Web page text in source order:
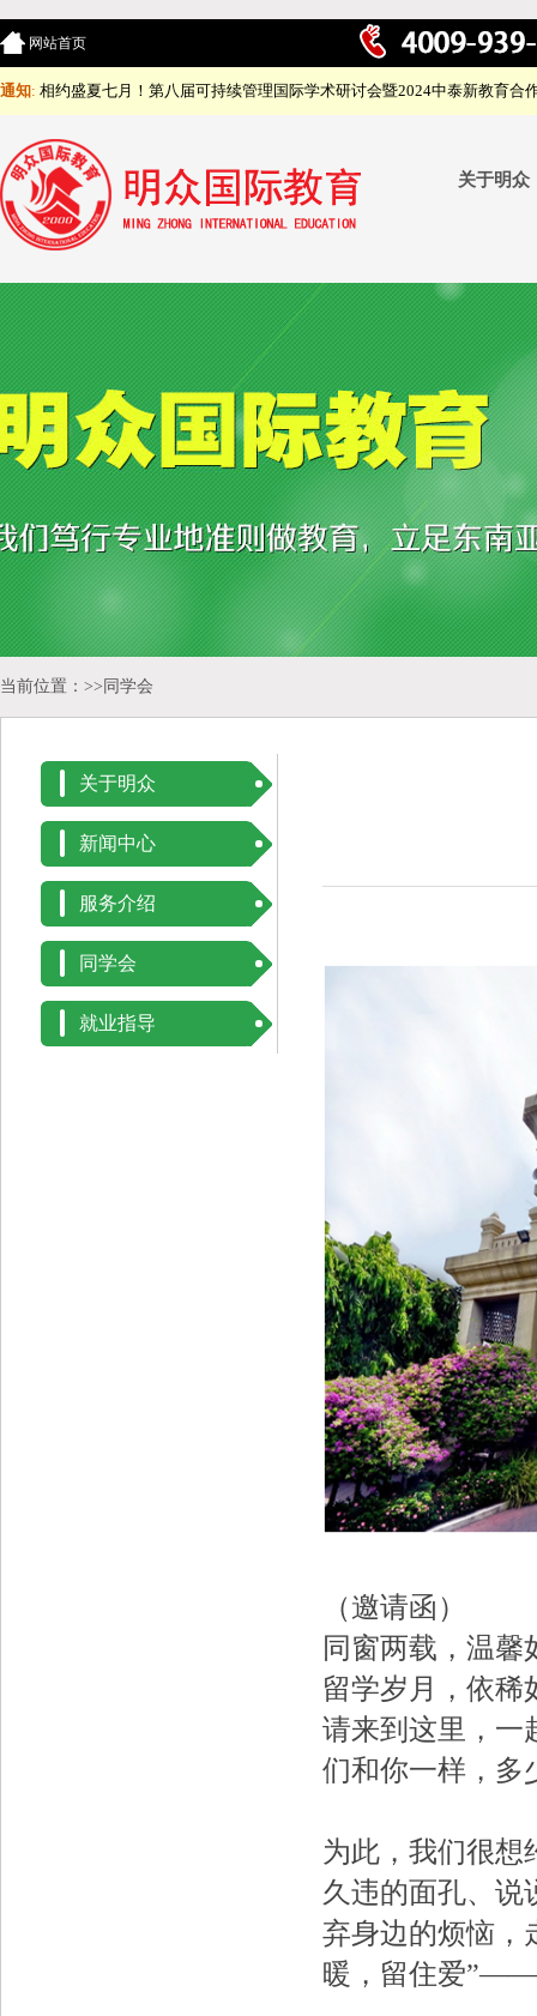
网站首页
通知: 相约盛夏七月！第八届可持续管理国际学术研讨会暨2024中泰新教育合
关于明众
当前位置：>> 同学会
关于明众
新闻中心
服务介绍
同学会
就业指导
（邀请函）
同窗两载，温馨
留学岁月，依稀
请来到这里，一
们和你一样，多
为此，我们很想
久违的面孔、说
弃身边的烦恼，
暖，留住爱”——